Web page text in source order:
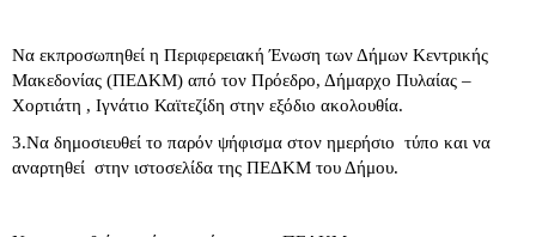
Να εκπροσωπηθεί η Περιφερειακή Ένωση των Δήμων Κεντρικής
Μακεδονίας (ΠΕΔΚΜ) από τον Πρόεδρο, Δήμαρχο Πυλαίας –
Χορτιάτη , Ιγνάτιο Καϊτεζίδη στην εξόδιο ακολουθία.
3.Να δημοσιευθεί το παρόν ψήφισμα στον ημερήσιο τύπο και να
αναρτηθεί στην ιστοσελίδα της ΠΕΔΚΜ του Δήμου.